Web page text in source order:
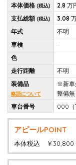
本体価格 (税込) 2.8 万
支払総額 (税込) 3.08
年式
不明
車検
-
色
走行距離
不明
装備品
略語について
※新車
整備
車台番号
000（
アピールPOINT
本体税込 ￥30,800